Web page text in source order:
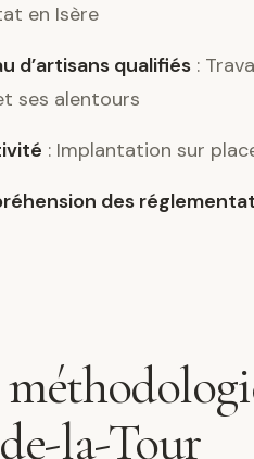
en Isère
d’artisans qualifiés :
ses alentours
: Implantation sur
des
la-Tour